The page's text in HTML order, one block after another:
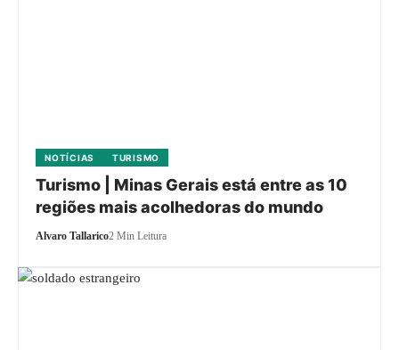
NOTÍCIAS TURISMO
Turismo | Minas Gerais está entre as 10
regiões mais acolhedoras do mundo
Alvaro Tallarico2 Min Leitura